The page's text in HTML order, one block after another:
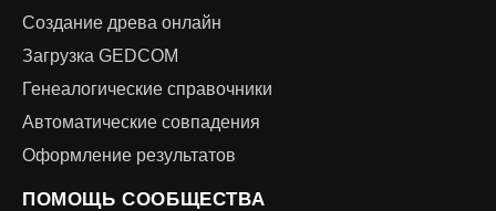
Создание древа онлайн
Загрузка GEDCOM
Генеалогические справочники
Автоматические совпадения
Оформление результатов
ПОМОЩЬ СООБЩЕСТВА